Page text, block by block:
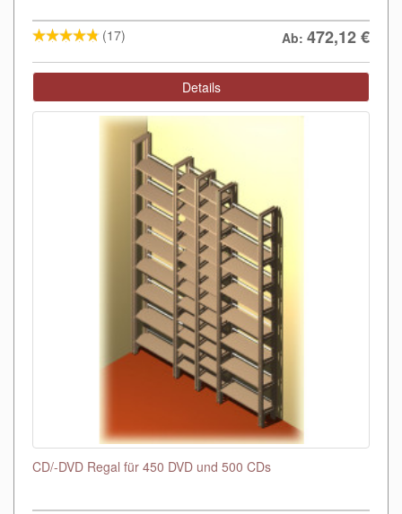
(17) Ab: 472,12€
Details
CD/-DVD Regal für 450 DVD und 500 CDs